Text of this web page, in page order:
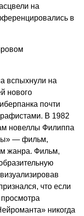
на
в
вспыхнули на
нового
почти
В 1982
новеллы Филиппа
— фильм,
жанра. Фильм,
что если
никогда